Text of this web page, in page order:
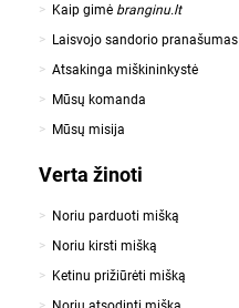
Kaip gimė branginu.lt
Laisvojo sandorio pranašumas
Atsakinga miškininkystė
Mūsų komanda
Mūsų misija
Verta žinoti
Noriu parduoti mišką
Noriu kirsti mišką
Ketinu prižiūrėti mišką